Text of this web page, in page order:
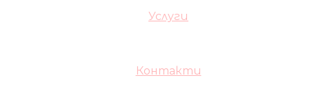
Услуги
Контакти